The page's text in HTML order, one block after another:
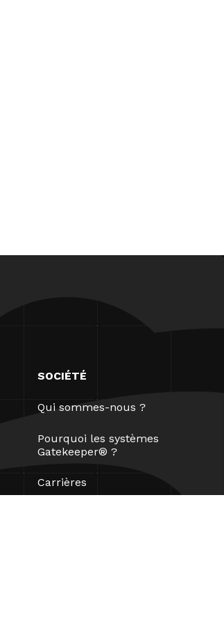
SOCIÉTÉ
Qui sommes-nous ?
Pourquoi les systèmes
Gatekeeper® ?
Carrières